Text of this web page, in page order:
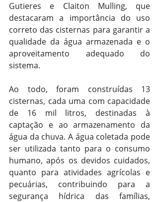
Gutieres e Claiton Mulling, que
destacaram a importância do uso
correto das cisternas para garantir a
qualidade da água armazenada e o
aproveitamento adequado do
sistema.
Ao todo, foram construídas 13
cisternas, cada uma com capacidade
de 16 mil litros, destinadas à
captação e ao armazenamento da
água da chuva. A água coletada pode
ser utilizada tanto para o consumo
humano, após os devidos cuidados,
quanto para atividades agrícolas e
pecuárias, contribuindo para a
segurança hídrica das famílias,